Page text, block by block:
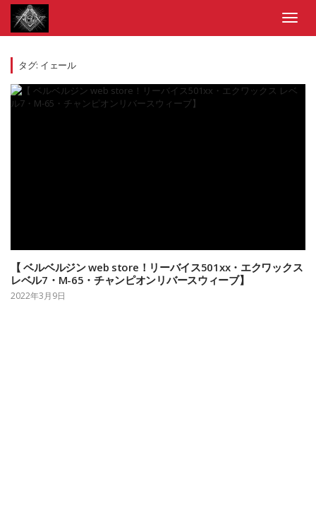
Skip
content
タグ: イェール
【 ベルベルジン web store！リーバイス501xx・エクワックス
レベル7・M-65・チャンピオンリバースウィーブ】
2022年3月9日